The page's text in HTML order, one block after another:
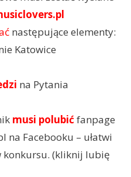
następujące elementy:
Katowice
na Pytania
musi polubić fanpage
na Facebooku – ułatwi
(kliknij lubię